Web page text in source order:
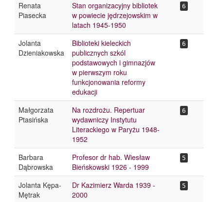
Renata
Piasecka
Stan organizacyjny bibliotek
w powiecie jędrzejowskim w
latach 1945-1950
6
Jolanta
Dzieniakowska
Biblioteki kieleckich
publicznych szkól
podstawowych i gimnazjów
w pierwszym roku
funkcjonowania reformy
edukacji
6
Małgorzata
Ptasińska
Na rozdrożu. Repertuar
wydawniczy Instytutu
Literackiego w Paryżu 1948-
1952
6
Barbara
Dąbrowska
Profesor dr hab. Wiesław
Bieńskowski 1926 - 1999
5
Jolanta Kępa-
Mętrak
Dr Kazimierz Warda 1939 -
2000
5